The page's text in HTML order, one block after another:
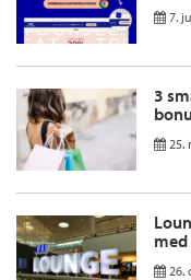
7.
3
25.
26.